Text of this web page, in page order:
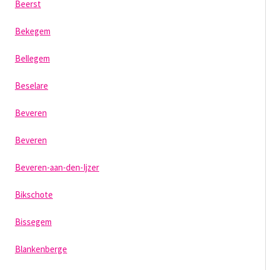
Beerst
Bekegem
Bellegem
Beselare
Beveren
Beveren
Beveren-aan-den-Ijzer
Bikschote
Bissegem
Blankenberge